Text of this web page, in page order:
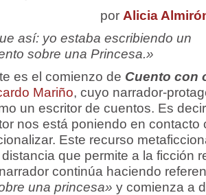
por Alicia
así: yo estaba escribiendo un
sobre una Princesa.»
es el comienzo de Cuento con
Mariño, cuyo narrador-
un escritor de cuentos. Es
nos está poniendo en contacto
Este recurso
que permite a la ficción
continúa haciendo
una princesa» y comienza a